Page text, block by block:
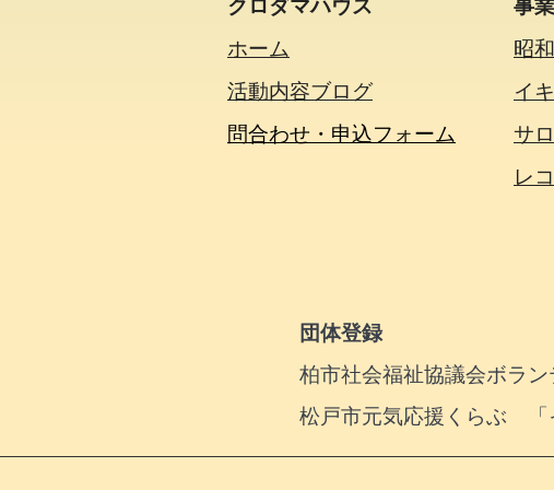
クロダマハウス
ホーム
活動内容​ブログ​
問合わせ・申込フォーム
事
昭
イ
サ
レ
団体登録
柏市社会福祉協議会ボラ
松戸市元気応援くらぶ 「